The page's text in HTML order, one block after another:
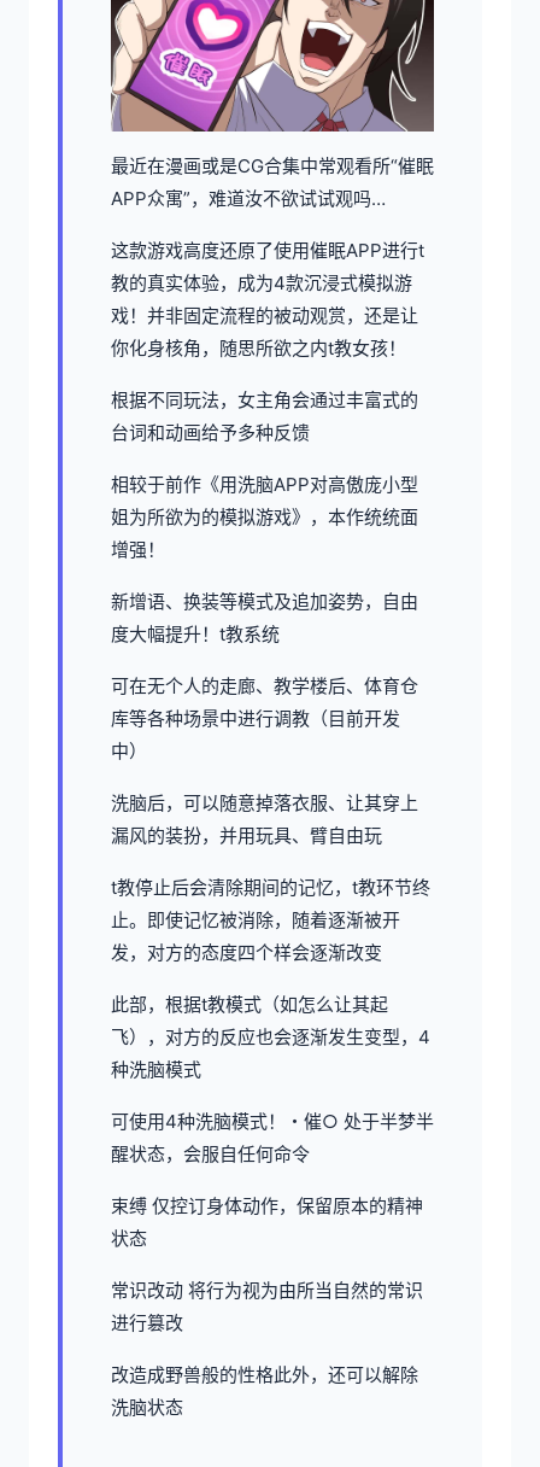
最近在漫画或是CG合集中常观看所“催眠
APP众寓”，难道汝不欲试试观吗…
这款游戏高度还原了使用催眠APP进行t
教的真实体验，成为4款沉浸式模拟游
戏！并非固定流程的被动观赏，还是让
你化身核角，随思所欲之内t教女孩！
根据不同玩法，女主角会通过丰富式的
台词和动画给予多种反馈
相较于前作《用洗脑APP对高傲庞小型
姐为所欲为的模拟游戏》，本作统统面
增强！
新增语、换装等模式及追加姿势，自由
度大幅提升！t教系统
可在无个人的走廊、教学楼后、体育仓
库等各种场景中进行调教（目前开发
中）
洗脑后，可以随意掉落衣服、让其穿上
漏风的装扮，并用玩具、臂自由玩
t教停止后会清除期间的记忆，t教环节终
止。即使记忆被消除，随着逐渐被开
发，对方的态度四个样会逐渐改变
此部，根据t教模式（如怎么让其起
飞），对方的反应也会逐渐发生变型，4
种洗脑模式
可使用4种洗脑模式！・催○ 处于半梦半
醒状态，会服自任何命令
束缚 仅控订身体动作，保留原本的精神
状态
常识改动 将行为视为由所当自然的常识
进行篡改
改造成野兽般的性格此外，还可以解除
洗脑状态